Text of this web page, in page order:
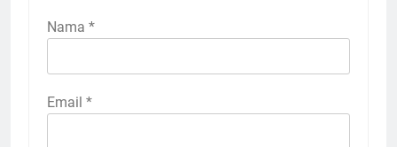
Nama *
Email *